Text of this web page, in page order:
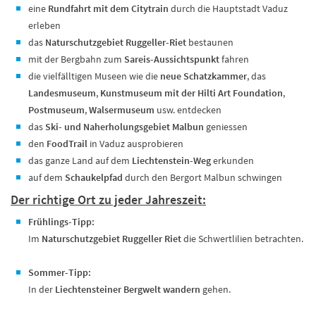
eine Rundfahrt mit dem Citytrain durch die Hauptstadt Vaduz
erleben
das Naturschutzgebiet Ruggeller-Riet bestaunen
mit der Bergbahn zum Sareis-Aussichtspunktfahren
die vielfälltigen Museen wie die neue Schatzkammer, das
Landesmuseum, Kunstmuseum mit der Hilti Art Foundation,
Postmuseum,Walsermuseum usw. entdecken
das Ski- und Naherholungsgebiet Malbun geniessen
den FoodTrail in Vaduz ausprobieren
das ganze Land auf dem Liechtenstein-Wegerkunden
auf dem Schaukelpfad durch den Bergort Malbun schwingen
Der richtige Ort zu jeder Jahreszeit:
Frühlings-Tipp:
Im Naturschutzgebiet Ruggeller Rietdie Schwertlilien betrachten.
Sommer-Tipp:
In der Liechtensteiner Bergwelt wandern gehen.